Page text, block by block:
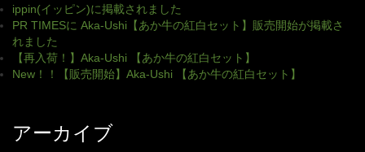
ippin(イッピン)に掲載されました
PR TIMESに Aka-Ushi【あか牛の紅白セット】販売開始が掲載さ
れました
【再入荷！】Aka-Ushi 【あか牛の紅白セット】
New！！【販売開始】Aka-Ushi 【あか牛の紅白セット】
アーカイブ